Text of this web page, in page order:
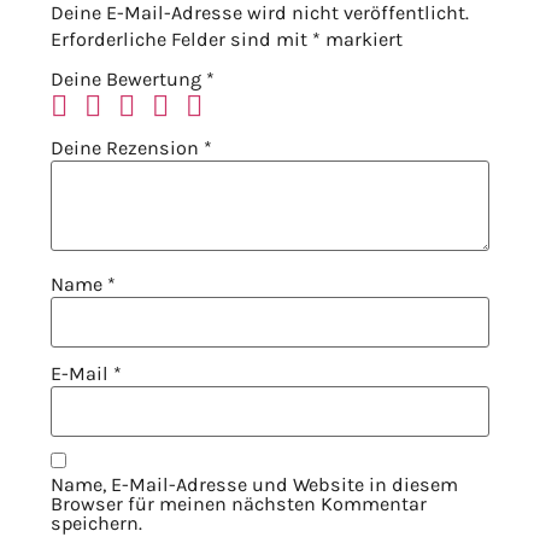
Deine E-Mail-Adresse wird nicht veröffentlicht.
Erforderliche Felder sind mit * markiert
Deine Bewertung *
Deine Rezension *
Name *
E-Mail *
Name, E-Mail-Adresse und Website in diesem
Browser für meinen nächsten Kommentar
speichern.